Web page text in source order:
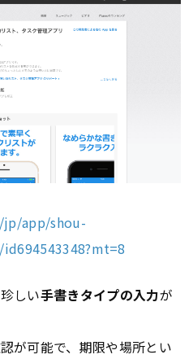
app/shou-
しい手書きタイプの入力が
が可能で、期限や場所とい